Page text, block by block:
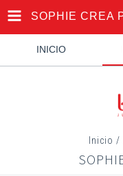
SOPHIE CREA
INICIO
Inicio /